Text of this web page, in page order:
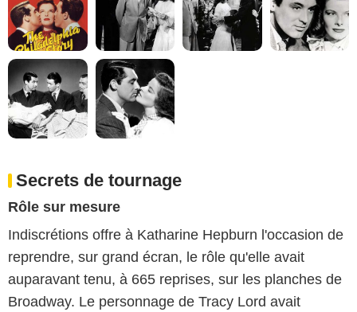
Secrets de tournage
Rôle sur mesure
Indiscrétions offre à Katharine Hepburn l'occasion de
reprendre, sur grand écran, le rôle qu'elle avait
auparavant tenu, à 665 reprises, sur les planches de
Broadway. Le personnage de Tracy Lord avait